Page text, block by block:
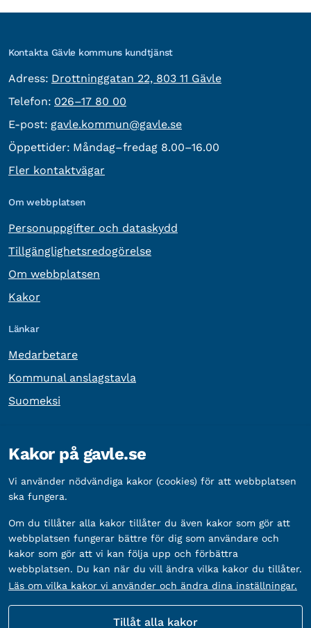
Kontakta Gävle kommuns kundtjänst
Adress: besöksadress:
Drottninggatan 22, 803 11 Gävle
Telefon: Telefon:
026–17 80 00
E-post: E-post:
gavle.kommun@gavle.se
Öppettider: Måndag–fredag 8.00–16.00
Fler kontaktvägar
Om webbplatsen
Personuppgifter och dataskydd
Tillgänglighetsredogörelse
Om webbplatsen
Kakor
Länkar
Medarbetare
Kommunal anslagstavla
Suomeksi
Organisationsnummer: 212000-2338
Bankgironummer: 5888-2333
Kakor på gavle.se
Vi använder nödvändiga kakor (cookies) för att webbplatsen
ska fungera.
Om du tillåter alla kakor tillåter du även kakor som gör att
webbplatsen fungerar bättre för dig som användare och
kakor som gör att vi kan följa upp och förbättra
webbplatsen. Du kan när du vill ändra vilka kakor du tillåter.
Läs om vilka kakor vi använder och ändra dina inställningar.
Tillåt alla kakor